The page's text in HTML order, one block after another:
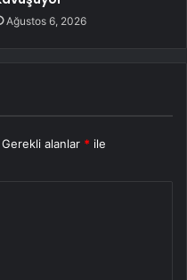
Ağustos 6, 2026
Gerekli alanlar * ile